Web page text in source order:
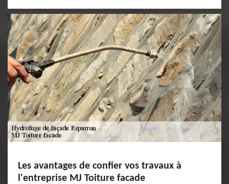
Les avantages de confier vos travaux à
l'entreprise MJ Toiture facade